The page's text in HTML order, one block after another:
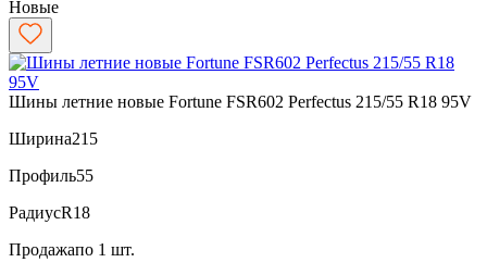
Новые
Шины летние новые Fortune FSR602 Perfectus 215/55 R18 95V
Ширина215
Профиль55
РадиусR18
Продажапо 1 шт.